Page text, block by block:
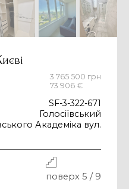
3 765 500 грн
73 906 €
SF-3-322-671
Голосіївський
Академіка вул.
поверх 5 / 9